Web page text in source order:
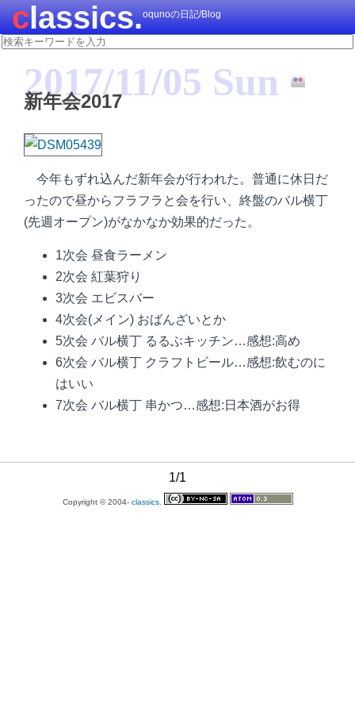
classics.oqunoの日記/Blog
2017/11/05 Sun
新年会2017
今年もずれ込んだ新年会が行われた。普通に休日だ
ったので昼からフラフラと会を行い、終盤のバル横丁
(先週オープン)がなかなか効果的だった。
1次会 昼食ラーメン
2次会 紅葉狩り
3次会 エビスバー
4次会(メイン) おばんざいとか
5次会 バル横丁 るるぶキッチン…感想:高め
6次会 バル横丁 クラフトビール…感想:飲むのに
はいい
7次会 バル横丁 串かつ…感想:日本酒がお得
1/1
Copyright © 2004- classics.